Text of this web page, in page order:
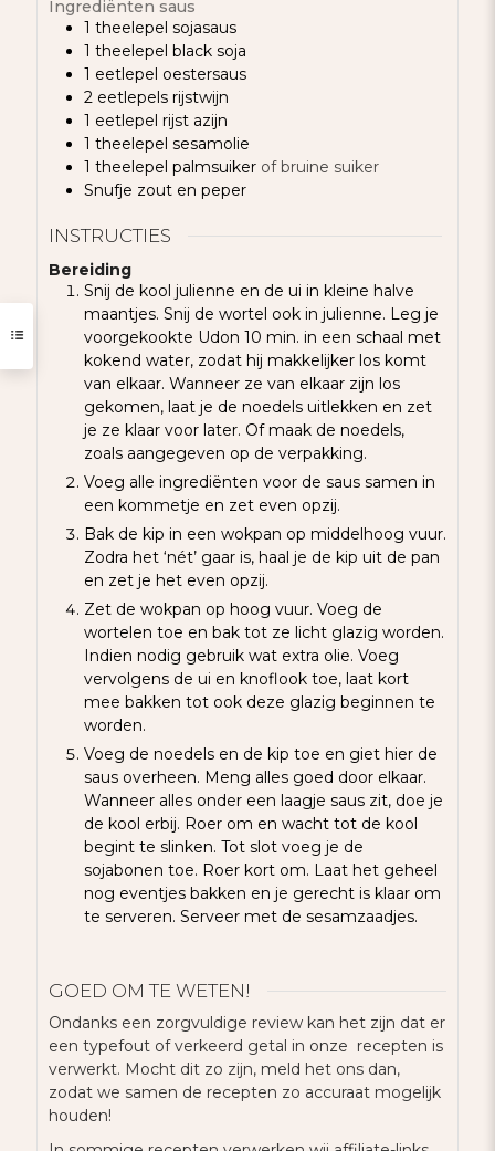
Ingrediënten saus
1 theelepel sojasaus
1 theelepel black soja
1 eetlepel oestersaus
2 eetlepels rijstwijn
1 eetlepel rijst azijn
1 theelepel sesamolie
1 theelepel palmsuiker of bruine suiker
Snufje zout en peper
INSTRUCTIES
Bereiding
Snij de kool julienne en de ui in kleine halve
maantjes. Snij de wortel ook in julienne. Leg je
voorgekookte Udon 10 min. in een schaal met
kokend water, zodat hij makkelijker los komt
van elkaar. Wanneer ze van elkaar zijn los
gekomen, laat je de noedels uitlekken en zet
je ze klaar voor later. Of maak de noedels,
zoals aangegeven op de verpakking.
Voeg alle ingrediënten voor de saus samen in
een kommetje en zet even opzij.
Bak de kip in een wokpan op middelhoog vuur.
Zodra het ‘nét’ gaar is, haal je de kip uit de pan
en zet je het even opzij.
Zet de wokpan op hoog vuur. Voeg de
wortelen toe en bak tot ze licht glazig worden.
Indien nodig gebruik wat extra olie. Voeg
vervolgens de ui en knoflook toe, laat kort
mee bakken tot ook deze glazig beginnen te
worden.
Voeg de noedels en de kip toe en giet hier de
saus overheen. Meng alles goed door elkaar.
Wanneer alles onder een laagje saus zit, doe je
de kool erbij. Roer om en wacht tot de kool
begint te slinken. Tot slot voeg je de
sojabonen toe. Roer kort om. Laat het geheel
nog eventjes bakken en je gerecht is klaar om
te serveren. Serveer met de sesamzaadjes.
GOED OM TE WETEN!
Ondanks een zorgvuldige review kan het zijn dat er
een typefout of verkeerd getal in onze recepten is
verwerkt. Mocht dit zo zijn, meld het ons dan,
zodat we samen de recepten zo accuraat mogelijk
houden!